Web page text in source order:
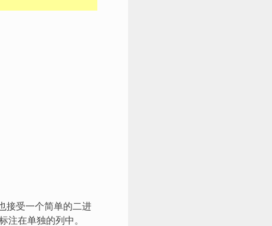
接受一个简单的二进
注在单独的列中。